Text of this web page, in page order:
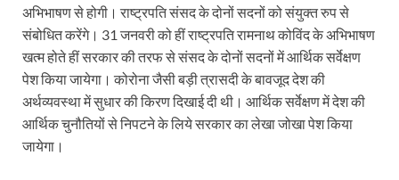
Khatipura Mega Coach Care Terminal: खातीपुरा में
Sundarpura Railway Station: खाटू श्याम जी के भक्तो
Jan-Jan Ki Sarkar Abhiyan: 4 जुलाई से फिर शुरु होगा
आ गई यूपी बीजेपी संगठन की लिस्ट, देखिए कौन-कौन है इस
अभिभाषण से होगी। राष्ट्रपति संसद के दोनों सदनों को संयुक्त रुप से
संबोधित करेंगे। 31 जनवरी को हीं राष्ट्रपति रामनाथ कोविंद के अभिभाषण
खत्म होते हीं सरकार की तरफ से संसद के दोनों सदनों में आर्थिक सर्वेक्षण
पेश किया जायेगा। कोरोना जैसी बड़ी त्रासदी के बावजूद देश की
अर्थव्यवस्था में सुधार की किरण दिखाई दी थी। आर्थिक सर्वेक्षण में देश की
आर्थिक चुनौतियों से निपटने के लिये सरकार का लेखा जोखा पेश किया
जायेगा।